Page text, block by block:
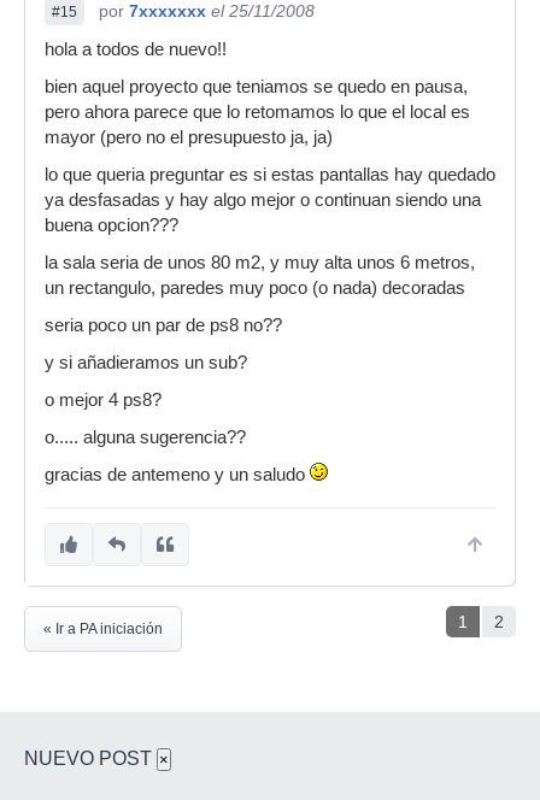
#15 por 7xxxxxxx el 25/11/2008
hola a todos de nuevo!!
bien aquel proyecto que teniamos se quedo en pausa,
pero ahora parece que lo retomamos lo que el local es
mayor (pero no el presupuesto ja, ja)
lo que queria preguntar es si estas pantallas hay quedado
ya desfasadas y hay algo mejor o continuan siendo una
buena opcion???
la sala seria de unos 80 m2, y muy alta unos 6 metros,
un rectangulo, paredes muy poco (o nada) decoradas
seria poco un par de ps8 no??
y si añadieramos un sub?
o mejor 4 ps8?
o..... alguna sugerencia??
gracias de antemeno y un saludo
1 2
« Ir a PA iniciación
NUEVO POST ×